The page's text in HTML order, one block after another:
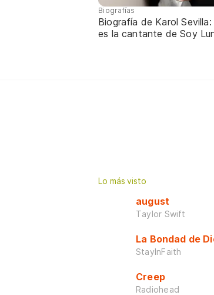
Biografías
Biografía de Karol Sevilla:
es la cantante de Soy
Lo más visto
august
Taylor Swift
La Bondad de
StayInFaith
Creep
Radiohead